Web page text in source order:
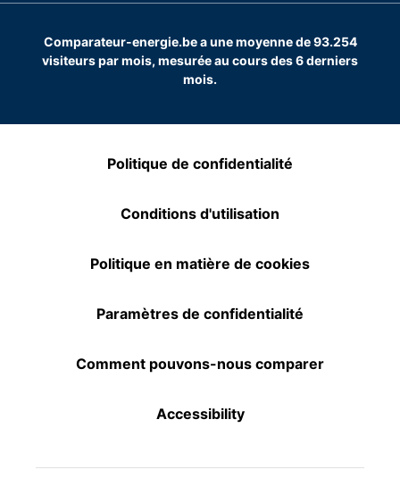
Comparateur-energie.be a une moyenne de 93.254
visiteurs par mois, mesurée au cours des 6 derniers
mois.
Politique de confidentialité
Conditions d'utilisation
Politique en matière de cookies
Paramètres de confidentialité
Comment pouvons-nous comparer
Accessibility